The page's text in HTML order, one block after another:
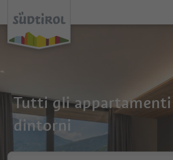
Tutti gli appartamenti
dintorni